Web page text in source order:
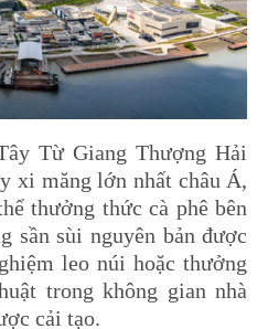
Từ Giang Thượng Hải
xi măng lớn nhất châu Á,
thưởng thức cà phê bên
sần sùi nguyên bản được
leo núi hoặc thưởng
trong không gian nhà
cải tạo.